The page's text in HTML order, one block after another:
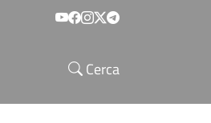
Social menu
Cerca